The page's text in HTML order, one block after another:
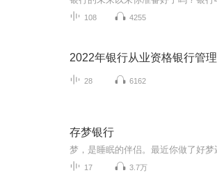
108 4255
2022年银行从业资格银行管理
28 6162
存梦银行
17 3.7万